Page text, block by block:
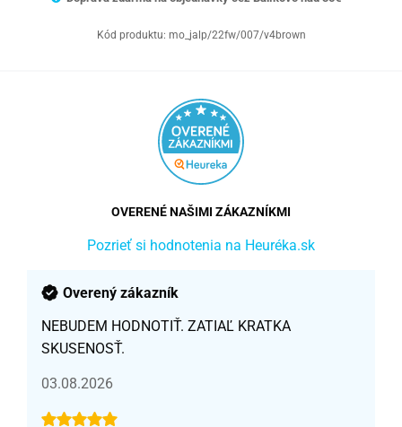
Kód produktu: mo_jalp/22fw/007/v4brown
OVERENÉ NAŠIMI ZÁKAZNÍKMI
Pozrieť si hodnotenia na Heuréka.sk
Overený zákazník
NEBUDEM HODNOTIŤ. ZATIAĽ KRATKA
SKUSENOSŤ.
03.08.2026